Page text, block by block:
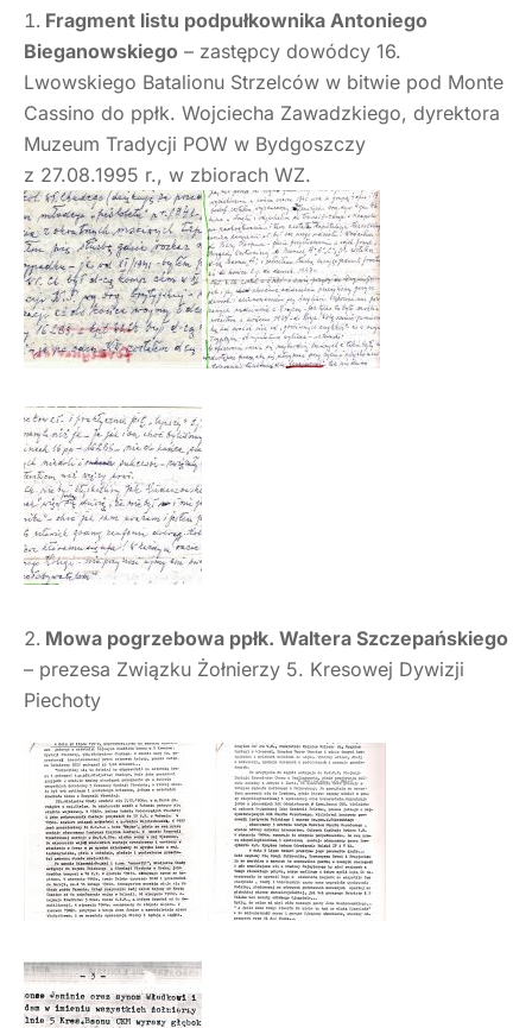
Fragment listu podpułkownika Antoniego
Bieganowskiego – zastępcy dowódcy 16.
Lwowskiego Batalionu Strzelców w bitwie pod Monte
Cassino do ppłk. Wojciecha Zawadzkiego, dyrektora
Muzeum Tradycji POW w Bydgoszczy
z 27.08.1995 r., w zbiorach WZ.
Mowa pogrzebowa ppłk. Waltera Szczepańskiego
– prezesa Związku Żołnierzy 5. Kresowej Dywizji
Piechoty